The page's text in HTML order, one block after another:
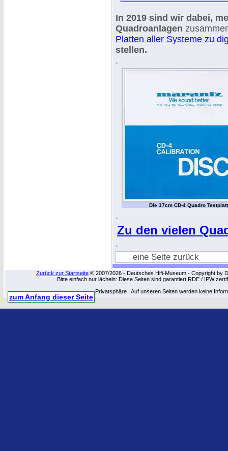
In 2019 sind wir dabei,
Quadroanlagen
Platten aller Systeme zu
stellen.
.
Die 17cm CD-4 Quadro
.
Zu den vielen
.
eine Seite zurück
Zurück zur Startseite © 2007/2026 - Deutsches Hifi-Museum - Copyright by
Bitte einfach nur lächeln: Diese Seiten sind garantiert RDE / IPW
Privatsphäre : Auf unseren Seiten werden keine
zum Anfang dieser Seite